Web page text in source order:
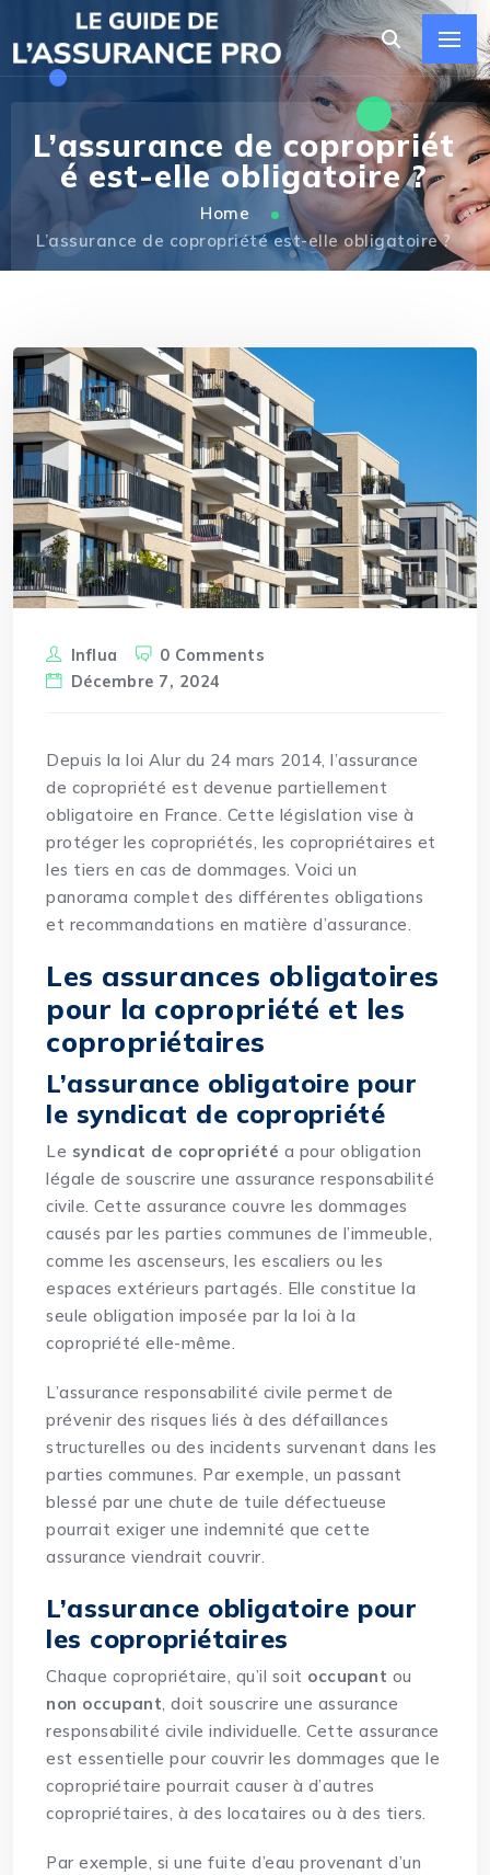
L’assurance de copropriét
é est-elle obligatoire ?
Home
L’assurance de copropriété est-elle obligatoire ?
Influa
0 Comments
Décembre 7, 2024
Depuis la loi Alur du 24 mars 2014, l’assurance
de copropriété est devenue partiellement
obligatoire en France. Cette législation vise à
protéger les copropriétés, les copropriétaires et
les tiers en cas de dommages. Voici un
panorama complet des différentes obligations
et recommandations en matière d’assurance.
Les assurances obligatoires
pour la copropriété et les
copropriétaires
L’assurance obligatoire pour
le syndicat de copropriété
Le syndicat de copropriété a pour obligation
légale de souscrire une assurance responsabilité
civile. Cette assurance couvre les dommages
causés par les parties communes de l’immeuble,
comme les ascenseurs, les escaliers ou les
espaces extérieurs partagés. Elle constitue la
seule obligation imposée par la loi à la
copropriété elle-même.
L’assurance responsabilité civile permet de
prévenir des risques liés à des défaillances
structurelles ou des incidents survenant dans les
parties communes. Par exemple, un passant
blessé par une chute de tuile défectueuse
pourrait exiger une indemnité que cette
assurance viendrait couvrir.
L’assurance obligatoire pour
les copropriétaires
Chaque copropriétaire, qu’il soit occupant ou
non occupant, doit souscrire une assurance
responsabilité civile individuelle. Cette assurance
est essentielle pour couvrir les dommages que le
copropriétaire pourrait causer à d’autres
copropriétaires, à des locataires ou à des tiers.
Par exemple, si une fuite d’eau provenant d’un